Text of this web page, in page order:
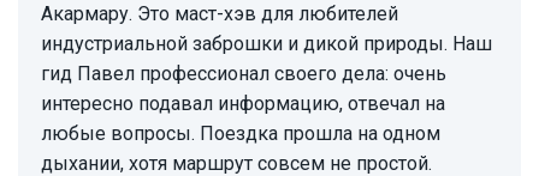
Акармару. Это маст-хэв для любителей
индустриальной заброшки и дикой природы. Наш
гид Павел профессионал своего дела: очень
интересно подавал информацию, отвечал на
любые вопросы. Поездка прошла на одном
дыхании, хотя маршрут совсем не простой.